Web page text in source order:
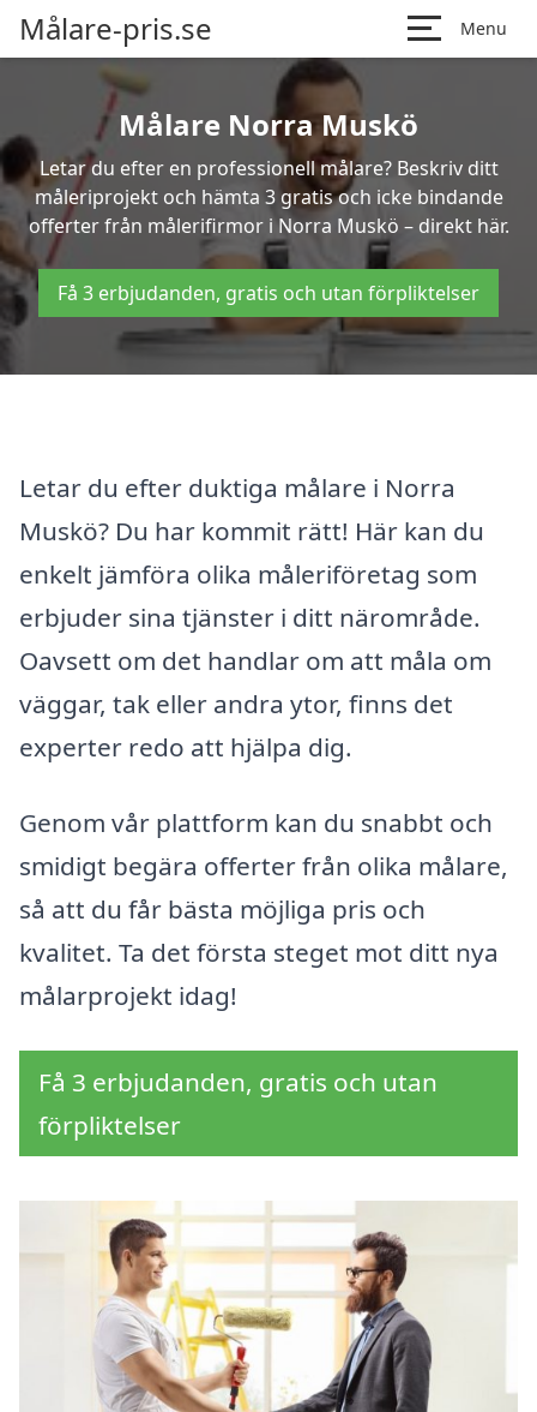
Målare-pris.se Menu
Målare Norra Muskö
Letar du efter en professionell målare? Beskriv ditt
måleriprojekt och hämta 3 gratis och icke bindande
offerter från målerifirmor i Norra Muskö – direkt här.
Få 3 erbjudanden, gratis och utan förpliktelser
Letar du efter duktiga målare i Norra
Muskö? Du har kommit rätt! Här kan du
enkelt jämföra olika måleriföretag som
erbjuder sina tjänster i ditt närområde.
Oavsett om det handlar om att måla om
väggar, tak eller andra ytor, finns det
experter redo att hjälpa dig.
Genom vår plattform kan du snabbt och
smidigt begära offerter från olika målare,
så att du får bästa möjliga pris och
kvalitet. Ta det första steget mot ditt nya
målarprojekt idag!
Få 3 erbjudanden, gratis och utan
förpliktelser